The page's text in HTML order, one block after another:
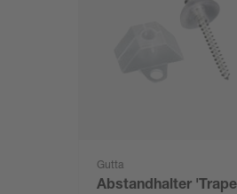
Gutta
Abstandhalter